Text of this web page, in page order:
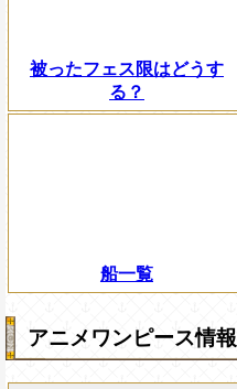
被ったフェス限はどうす
る？
船一覧
アニメワンピース情報